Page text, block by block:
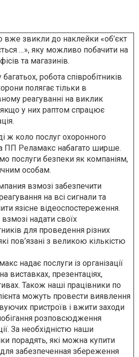
вже звикли до наклейки «об’єкт
…», яку можливо побачити на
та магазинів.
робота співробітників
полягає тільки в
реагуванні на виклик
якщо у них раптом спрацює
ж коло послуг охоронного
ПП Реламакс набагато ширше.
послуги безпеки як компаніям,
особам.
взмозі забезпечити
на всі сигнали та
язісне відеоспостереження.
надати своїх
для проведення різних
пов’язані з великою кількістю
надає послуги із організації
виставках, презентаціях,
Також наші працівники по
можуть провести виявлення
пристроїв і вжити заходи
розповсюдження
За необхідністю наши
порадять, які можна купити
забезпеченная збереження